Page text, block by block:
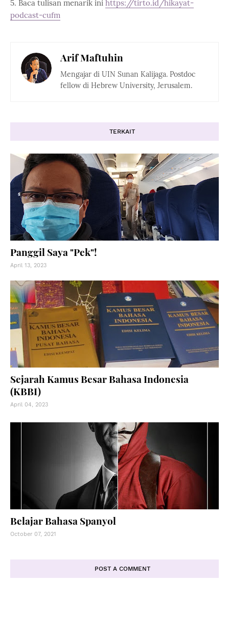
5. Baca tulisan menarik ini https://tirto.id/hikayat-
podcast-cufm
Arif Maftuhin
Mengajar di UIN Sunan Kalijaga. Postdoc
fellow di Hebrew University, Jerusalem.
TERKAIT
Panggil Saya "Pek"!
April 13, 2023
Sejarah Kamus Besar Bahasa Indonesia
(KBBI)
April 04, 2023
Belajar Bahasa Spanyol
October 07, 2021
POST A COMMENT